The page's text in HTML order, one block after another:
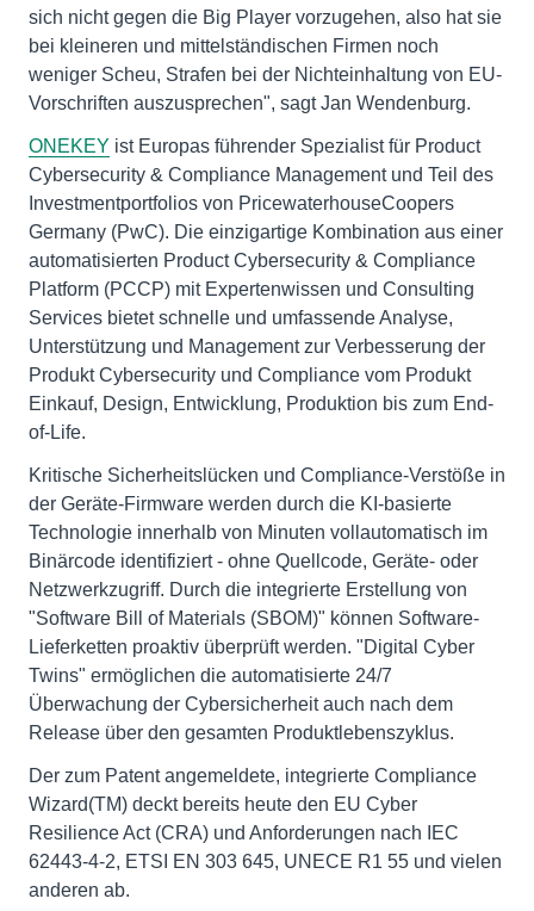
sich nicht gegen die Big Player vorzugehen, also hat sie
bei kleineren und mittelständischen Firmen noch
weniger Scheu, Strafen bei der Nichteinhaltung von EU-
Vorschriften auszusprechen", sagt Jan Wendenburg.
ONEKEY ist Europas führender Spezialist für Product
Cybersecurity & Compliance Management und Teil des
Investmentportfolios von PricewaterhouseCoopers
Germany (PwC). Die einzigartige Kombination aus einer
automatisierten Product Cybersecurity & Compliance
Platform (PCCP) mit Expertenwissen und Consulting
Services bietet schnelle und umfassende Analyse,
Unterstützung und Management zur Verbesserung der
Produkt Cybersecurity und Compliance vom Produkt
Einkauf, Design, Entwicklung, Produktion bis zum End-
of-Life.
Kritische Sicherheitslücken und Compliance-Verstöße in
der Geräte-Firmware werden durch die KI-basierte
Technologie innerhalb von Minuten vollautomatisch im
Binärcode identifiziert - ohne Quellcode, Geräte- oder
Netzwerkzugriff. Durch die integrierte Erstellung von
"Software Bill of Materials (SBOM)" können Software-
Lieferketten proaktiv überprüft werden. "Digital Cyber
Twins" ermöglichen die automatisierte 24/7
Überwachung der Cybersicherheit auch nach dem
Release über den gesamten Produktlebenszyklus.
Der zum Patent angemeldete, integrierte Compliance
Wizard(TM) deckt bereits heute den EU Cyber
Resilience Act (CRA) und Anforderungen nach IEC
62443-4-2, ETSI EN 303 645, UNECE R1 55 und vielen
anderen ab.